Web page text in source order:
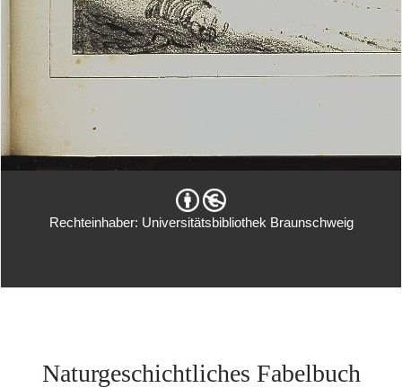
Rechteinhaber: Universitätsbibliothek Braunschweig
Naturgeschichtliches Fabelbuch